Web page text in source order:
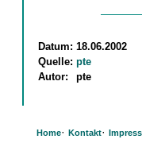
Datum: 18.06.2002
Quelle: pte
Autor:
pte
Home· Kontakt·